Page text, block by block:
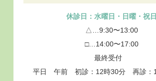
休診日：水曜日・日曜・祝日
△…9:30〜13:00
□…14:00〜17:00
最終受付
平日 午前 初診：12時30分 再診：